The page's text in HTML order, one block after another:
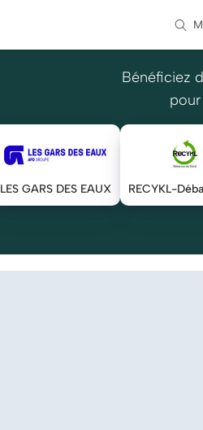
Bénéficiez
LES GARS DES EAUX